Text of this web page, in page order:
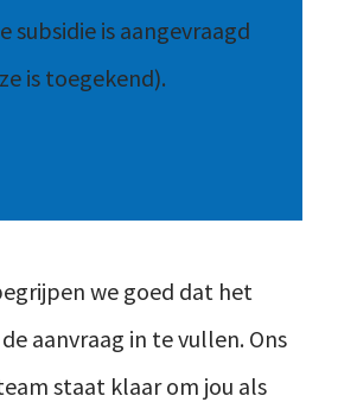
subsidie is aangevraagd
is toegekend).
we goed dat het
aanvraag in te vullen. Ons
staat klaar om jou als